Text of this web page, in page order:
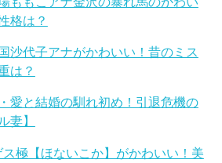
格は？
沙代子アナがかわいい！昔のミス
は？
愛と結婚の馴れ初め！引退危機の
妻】
極【ほないこか】がかわいい！美